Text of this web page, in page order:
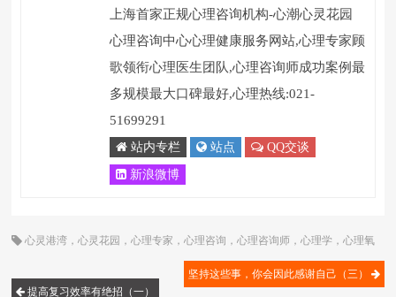
上海首家正规心理咨询机构-心潮心灵花园
心理咨询中心心理健康服务网站,心理专家顾
歌领衔心理医生团队,心理咨询师成功案例最
多规模最大口碑最好,心理热线:021-
51699291
站内专栏 站点 QQ交谈
新浪微博
心灵港湾 ，心灵花园 ，心理专家 ，心理咨询 ，心理咨询师 ，心理学 ，心理氧
提高复习效率有绝招（一）
坚持这些事，你会因此感谢自己（三）